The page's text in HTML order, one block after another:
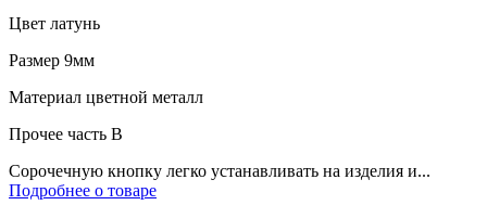
Цвет латунь
Размер 9мм
Материал цветной металл
Прочее часть В
Сорочечную кнопку легко устанавливать на изделия и...
Подробнее о товаре